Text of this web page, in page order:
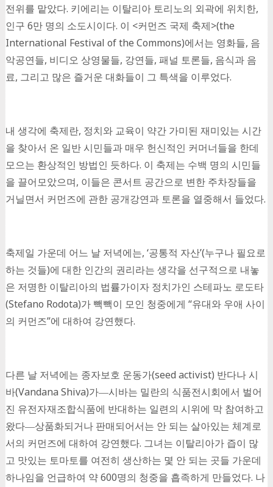
전위를 맡았다. 키에리는 이탈리아 토리노의 외곽에 위치한,
인구 6만 명의 소도시이다. 이 <커먼즈 국제 축제>(the
International Festival of the Commons)에서는 영화들, 음
악공연들, 비디오 상영물들, 강연들, 패널 토론들, 음식과 음
료, 그리고 많은 즐거운 대화들이 그 특색을 이루었다.
내 생각에 축제란, 정치와 교육이 약간 가미된 재미있는 시간
을 찾아서 온 일반 시민들과 매우 헌신적인 커머너들을 한데
모으는 환상적인 방법인 듯하다. 이 축제는 수백 명의 시민들
을 끌어모았으며, 이들은 콘서트 공간으로 변한 주차장들을
거닐면서 커먼즈에 관한 공개강연과 토론을 열중해서 들었다.
축제일 가운데 어느 날 저녁에는, ‘공통적 자산’(누구나 필요로
하는 것들)에 대한 인간의 권리라는 생각을 선구적으로 내놓
은 저명한 이탈리아의 법률가이자 정치가인 스테파노 로도타
(Stefano Rodota)가 빽빽이 모인 청중에게 “유대와 우애 사이
의 커먼즈”에 대하여 강연했다.
다른 날 저녁에는 종자보호 운동가(seed activist) 반다나 시
바(Vandana Shiva)가―시바는 밀란의 식품전시회에서 벌어
진 유전자재조합식품에 반대하는 일련의 시위에 막 참여하고
왔다―상품화되거나 판매되어서는 안 되는 살아있는 체계로
서의 커먼즈에 대하여 강연했다. 그녀는 이탈리아가 즙이 많
고 맛있는 토마토를 여전히 생산하는 몇 안 되는 곳들 가운데
하나임을 언급하여 약 600명의 청중을 흡족하게 만들었다. 나